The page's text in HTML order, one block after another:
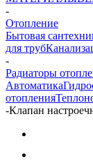
-
Отопление
Бытовая
для труб
-
Радиаторы
Автоматика
отопления
-Клапан